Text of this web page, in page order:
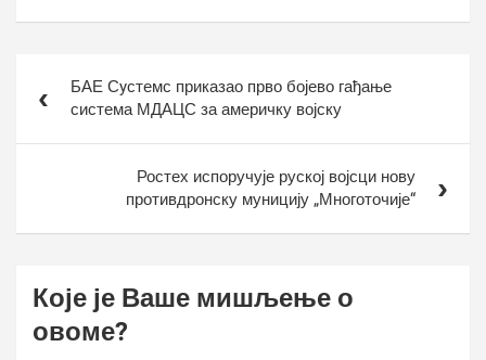
чланкаБАЕ Сyстемс приказао прво бојево гађање
система МДАЦС за америчку војску
Ростех испоручује руској војсци нову
противдронску муницију „Многоточије“
Које је Ваше мишљење о
овоме?